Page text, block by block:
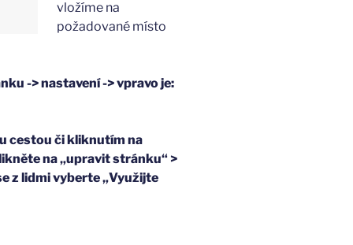
vložíme na
požadované místo
-> nastavení -> vpravo je:
cestou či kliknutím na
na „upravit stránku“ >
z lidmi vyberte „Využijte